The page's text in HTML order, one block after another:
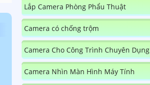
Lắp Camera Phòng Phẩu Thuật
Camera có chống trộm
Camera Cho Công Trình Chuyên Dụng
Camera Nhìn Màn Hình Máy Tính